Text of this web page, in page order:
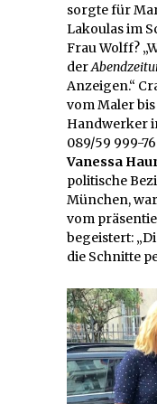
sorgte für
Lakoulas im
Frau Wolff?
der
Anzeigen.“
vom Maler
Handwerker
089/59 999-
Vanessa
politische
München,
vom
begeistert:
die Schnitte